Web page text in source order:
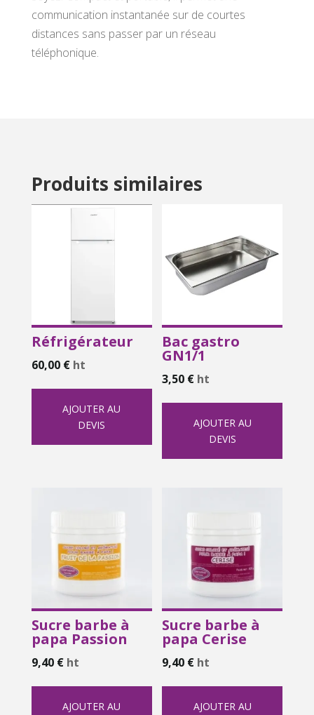
communication instantanée sur de courtes
distances sans passer par un réseau
téléphonique.
Produits similaires
Réfrigérateur
60,00 € ht
AJOUTER AU
DEVIS
Bac gastro
GN1/1
3,50 € ht
AJOUTER AU
DEVIS
Sucre barbe à
papa Passion
9,40 € ht
AJOUTER AU
Sucre barbe à
papa Cerise
9,40 € ht
AJOUTER AU